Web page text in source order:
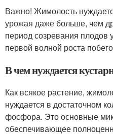
Важно! Жимолость
урожая даже больше, чем
период созревания плодов
первой волной роста
В чем нуждается
Как всякое растение,
нуждается в достаточном
фосфора. Это основные
обеспечивающее